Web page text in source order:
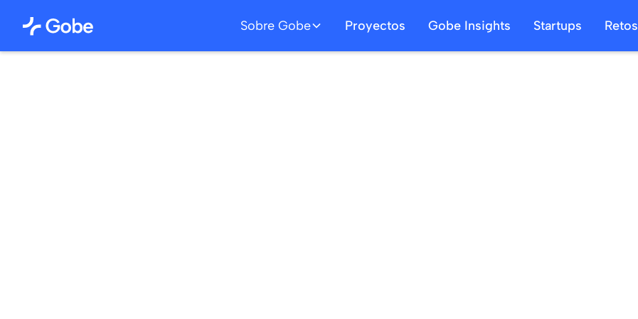
Sobre Gobe Proyectos Gobe Insights Startups Retos